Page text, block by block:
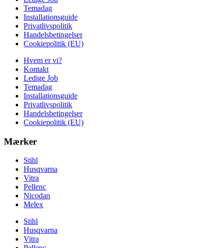
Temadag
Installationsguide
Privatlivspolitik
Handelsbetingelser
Cookiepolitik (EU)
Hvem er vi?
Kontakt
Ledige Job
Temadag
Installationsguide
Privatlivspolitik
Handelsbetingelser
Cookiepolitik (EU)
Mærker
Stihl
Husqvarna
Vitra
Pellenc
Nicodan
Melex
Stihl
Husqvarna
Vitra